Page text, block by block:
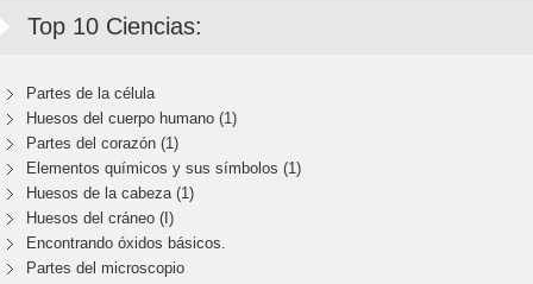
Top 10 Ciencias:
Partes de la célula
Huesos del cuerpo humano (1)
Partes del corazón (1)
Elementos químicos y sus símbolos (1)
Huesos de la cabeza (1)
Huesos del cráneo (I)
Encontrando óxidos básicos.
Partes del microscopio